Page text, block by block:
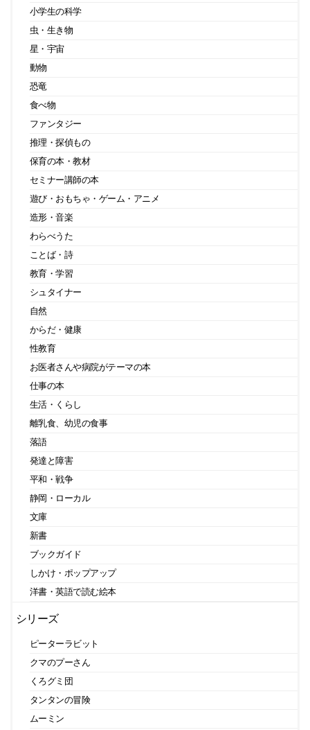
小学生の科学
虫・生き物
星・宇宙
動物
恐竜
食べ物
ファンタジー
推理・探偵もの
保育の本・教材
セミナー講師の本
遊び・おもちゃ・ゲーム・アニメ
造形・音楽
わらべうた
ことば・詩
教育・学習
シュタイナー
自然
からだ・健康
性教育
お医者さんや病院がテーマの本
仕事の本
生活・くらし
離乳食、幼児の食事
落語
発達と障害
平和・戦争
静岡・ローカル
文庫
新書
ブックガイド
しかけ・ポップアップ
洋書・英語で読む絵本
シリーズ
ピーターラビット
クマのプーさん
くろグミ団
タンタンの冒険
ムーミン